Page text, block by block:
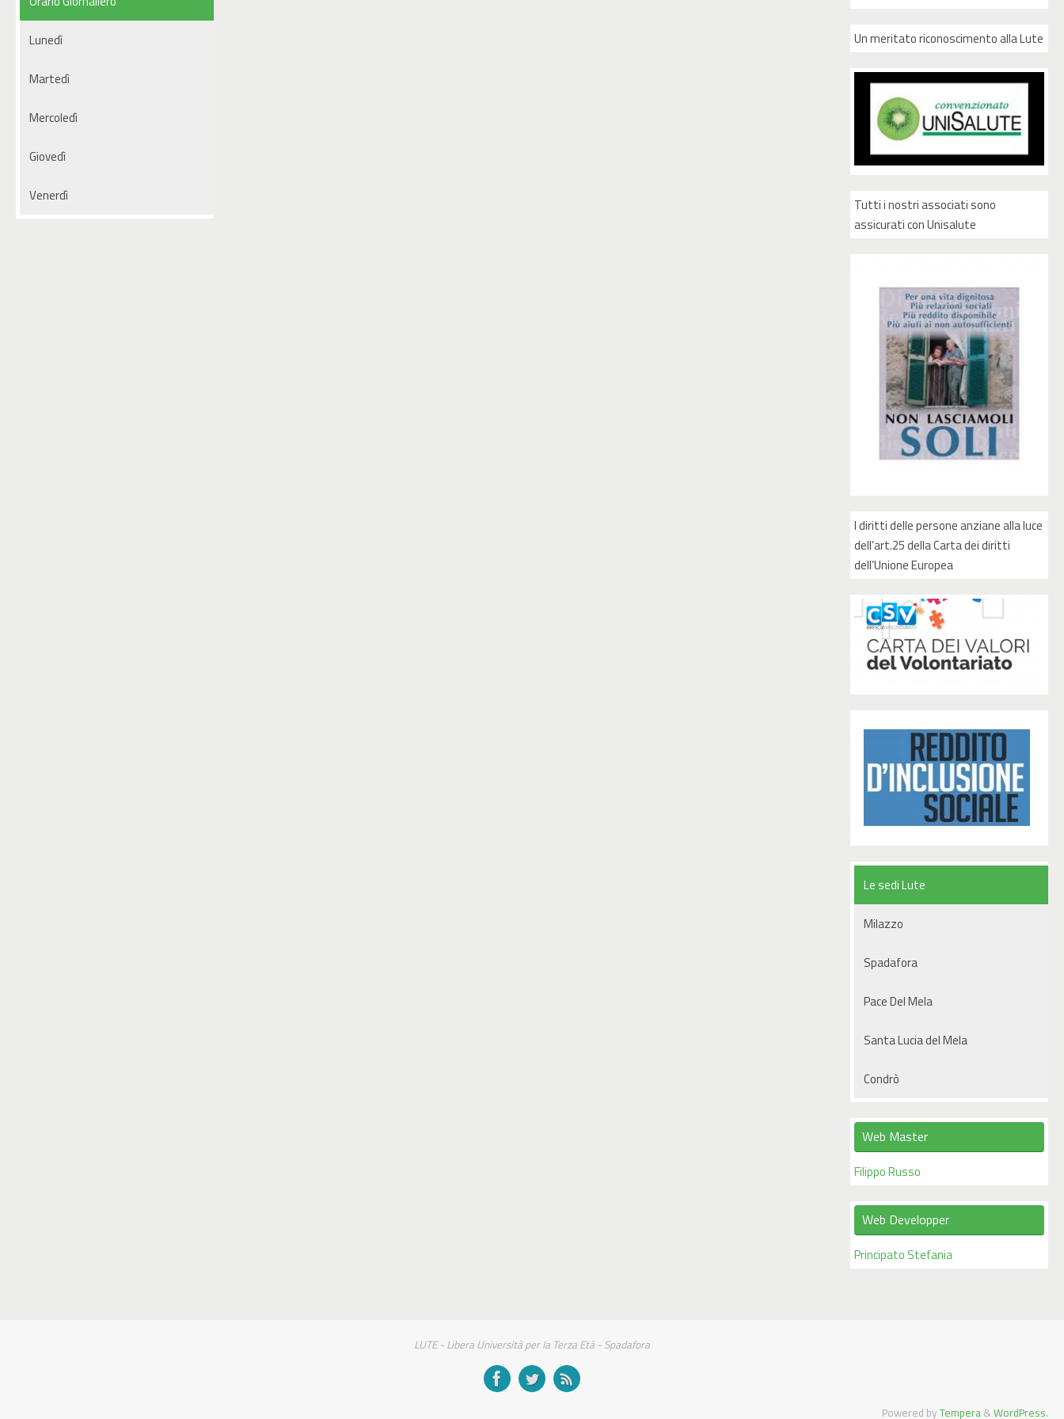
Lunedì
Martedì
Mercoledì
Giovedì
Venerdì
Un meritato riconoscimento alla Lute
Tutti i nostri associati sono
assicurati con Unisalute
I diritti delle persone anziane alla luce
dell’art.25 della Carta dei diritti
dell’Unione Europea
Le sedi Lute
Milazzo
Spadafora
Pace Del Mela
Santa Lucia del Mela
Condrò
Web Master
Filippo Russo
Web Developper
Principato Stefania
LUTE - Libera Università per la Terza Età - Spadafora
Powered by Tempera & WordPress.